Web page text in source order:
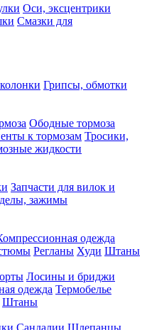
Оси, эксцентрики
Смазки для
Грипсы, обмотки
Ободные тормоза
к тормозам Тросики,
жидкости
Запчасти для вилок и
зажимы
одежда
Регланы Худи Штаны
Лосины и бриджи
одежда Термобелье
Штаны